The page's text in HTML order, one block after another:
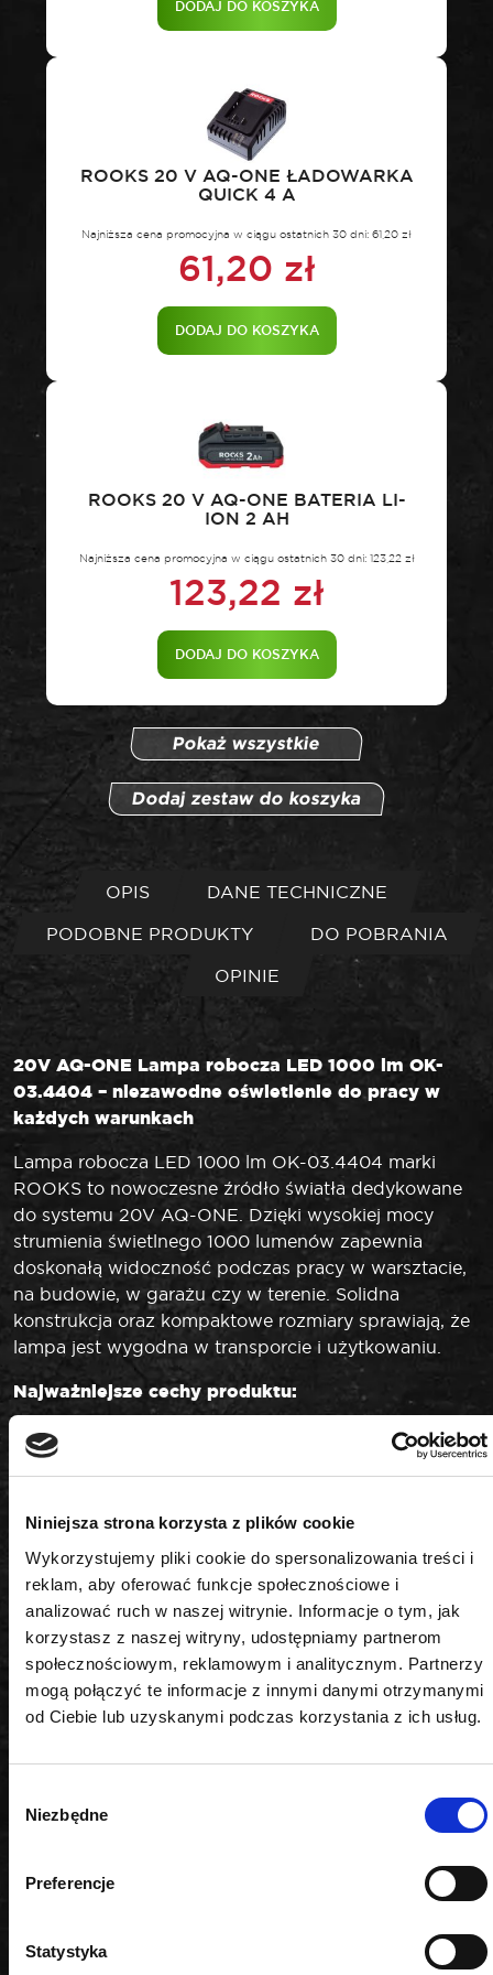
Niniejsza strona korzysta z plików cookie
Wykorzystujemy pliki cookie do spersonalizowania treści i
reklam, aby oferować funkcje społecznościowe i
analizować ruch w naszej witrynie. Informacje o tym, jak
korzystasz z naszej witryny, udostępniamy partnerom
społecznościowym, reklamowym i analitycznym. Partnerzy
mogą połączyć te informacje z innymi danymi otrzymanymi
od Ciebie lub uzyskanymi podczas korzystania z ich usług.
zgody
Niezbędne
Preferencje
Statystyka
DODAJ DO KOSZYKA
ROOKS 20 V AQ-ONE ŁADOWARKA
QUICK 4 A
Najniższa cena promocyjna w ciągu ostatnich 30 dni: 61,20 zł
61,20 zł
DODAJ DO KOSZYKA
ROOKS 20 V AQ-ONE BATERIA LI-
ION 2 AH
Najniższa cena promocyjna w ciągu ostatnich 30 dni: 123,22 zł
123,22 zł
DODAJ DO KOSZYKA
Pokaż wszystkie
Dodaj zestaw do koszyka
OPIS
DANE TECHNICZNE
PODOBNE PRODUKTY
DO POBRANIA
OPINIE
20V AQ-ONE Lampa robocza LED 1000 lm OK-
03.4404 – niezawodne oświetlenie do pracy w
każdych warunkach
Lampa robocza LED 1000 lm OK-03.4404 marki
ROOKS to nowoczesne źródło światła dedykowane
do systemu 20V AQ-ONE. Dzięki wysokiej mocy
strumienia świetlnego 1000 lumenów zapewnia
doskonałą widoczność podczas pracy w warsztacie,
na budowie, w garażu czy w terenie. Solidna
konstrukcja oraz kompaktowe rozmiary sprawiają, że
lampa jest wygodna w transporcie i użytkowaniu.
Najważniejsze cechy produktu:
Typ: lampa robocza LED (body)
System akumulatorowy: 20V AQ-ONE
Kompaktowa i lekka konstrukcja
Uniwersalność – kompatybilna z akumulatorami
20V AQ-ONE
Bezpieczeństwo i komfort użytkowania
Lampa robocza LED 1000 lm OK-03.4404 została
zaprojektowana z myślą o maksymalnym
bezpieczeństwie i wygodzie użytkownika. Obudowa
urządzenie przed uszkodzeniami mechanicznymi i
podstawa oraz możliwość regulacji kąta padania
dowolnym miejscu pracy. Zastosowanie technologii
LED gwarantuje niską emisję ciepła, co zwiększa
użytkowania.